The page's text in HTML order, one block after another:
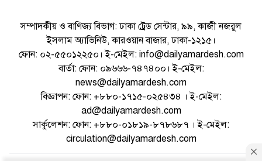
সম্পাদকীয় ও বাণিজ্য বিভাগ: ঢাকা ট্রেড সেন্টার, ৯৯, কাজী নজরুল
ইসলাম অ্যাভিনিউ, কারওয়ান বাজার, ঢাকা-১২১৫।
ফোন: ০২-৫৫০১২২৫০। ই-মেইল: info@dailyamardesh.com
বার্তা: ফোন: ০৯৬৬৬-৭৪৭৪০০। ই-মেইল:
news@dailyamardesh.com
বিজ্ঞাপন: ফোন: +৮৮০-১৭১৫-০২৫৪৩৪ । ই-মেইল:
ad@dailyamardesh.com
সার্কুলেশন: ফোন: +৮৮০-০১৮১৯-৮৭৮৬৮৭ । ই-মেইল:
circulation@dailyamardesh.com